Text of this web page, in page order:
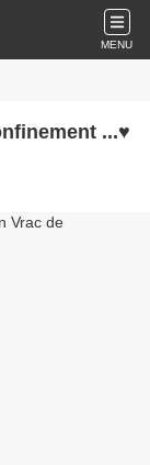
MENU
de confinement ...♥